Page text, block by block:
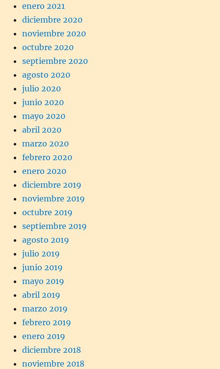
enero 2021
diciembre 2020
noviembre 2020
octubre 2020
septiembre 2020
agosto 2020
julio 2020
junio 2020
mayo 2020
abril 2020
marzo 2020
febrero 2020
enero 2020
diciembre 2019
noviembre 2019
octubre 2019
septiembre 2019
agosto 2019
julio 2019
junio 2019
mayo 2019
abril 2019
marzo 2019
febrero 2019
enero 2019
diciembre 2018
noviembre 2018